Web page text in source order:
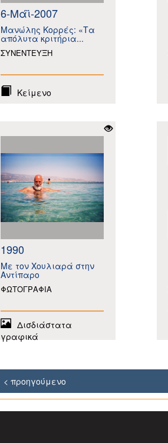
6-Μάϊ-2007
Μανώλης Κορρές: «Τα
απόλυτα κριτήρια...
ΣΥΝΕΝΤΕΥΞΗ
Κείμενο
1990
Με τον Χουλιαρά στην
Αντίπαρο
ΦΩΤΟΓΡΑΦΙΑ
Δισδιάστατα
γραφικά
< προηγούμενο